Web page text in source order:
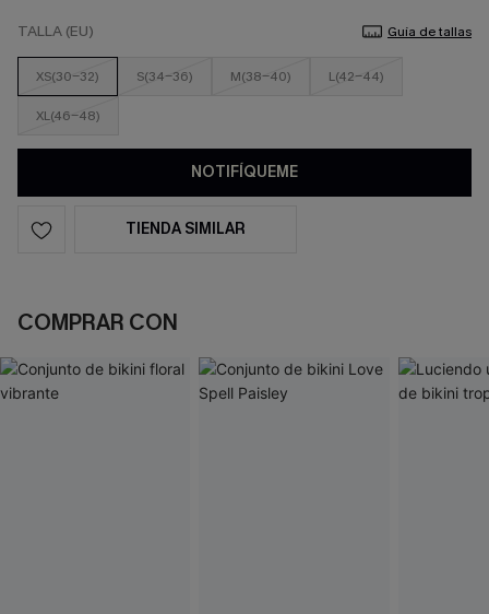
TALLA (EU) Guía de tallas
XS(30-32) S(34-36) M(38-40) L(42-44)
XL(46-48)
NOTIFÍQUEME
TIENDA SIMILAR
COMPRAR CON